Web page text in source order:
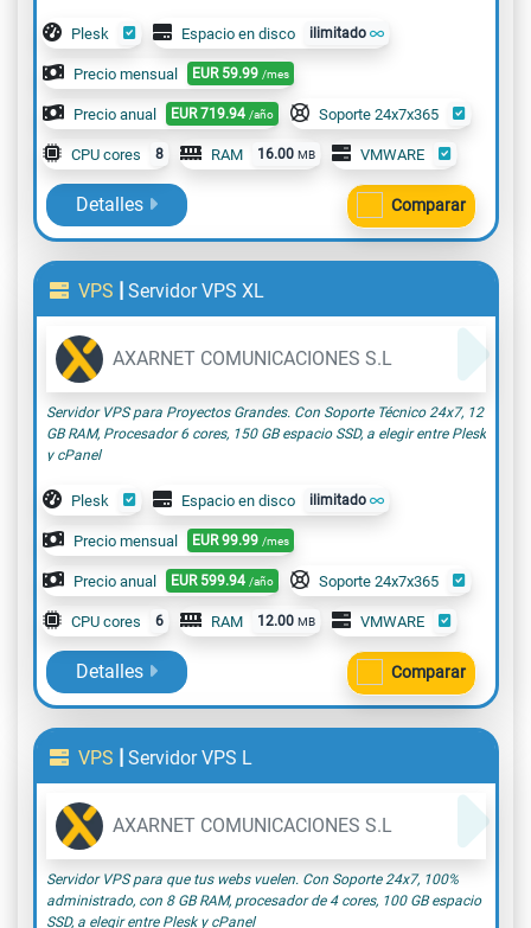
Plesk Espacio en disco ilimitado
Precio mensual EUR 59.99 /mes
Precio anual EUR 719.94 /año Soporte 24x7x365
CPU cores 8 RAM 16.00 MB VMWARE
Detalles Comparar
VPS | Servidor VPS XL
AXARNET COMUNICACIONES S.L
Servidor VPS para Proyectos Grandes. Con Soporte Técnico 24x7, 12
GB RAM, Procesador 6 cores, 150 GB espacio SSD, a elegir entre Plesk
y cPanel
Plesk Espacio en disco ilimitado
Precio mensual EUR 99.99 /mes
Precio anual EUR 599.94 /año Soporte 24x7x365
CPU cores 6 RAM 12.00 MB VMWARE
Detalles Comparar
VPS | Servidor VPS L
AXARNET COMUNICACIONES S.L
Servidor VPS para que tus webs vuelen. Con Soporte 24x7, 100%
administrado, con 8 GB RAM, procesador de 4 cores, 100 GB espacio
SSD, a elegir entre Plesk y cPanel